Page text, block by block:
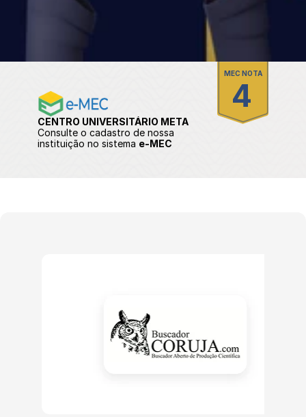
CENTRO UNIVERSITÁRIO META
Consulte o cadastro de nossa
instituição no sistema e-MEC
4
MEC NOTA